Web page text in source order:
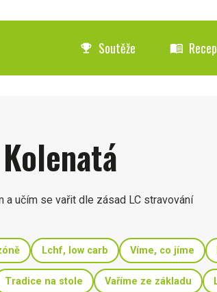
emoji_events Soutěže menu_book
a učím se vařit dle zásad LC stravování
Lchf, low carb Víme, co jíme
Tradice na stole Vaříme ze základu